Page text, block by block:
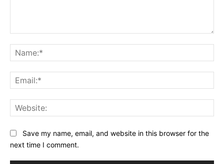
Save my name, email, and website in this browser for the
next time I comment.